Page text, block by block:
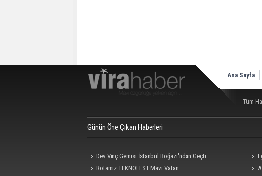
Ana Sayfa
Tüm
Günün Öne Çıkan Haberleri
Dev Vinç Gemisi İstanbul Boğazı'ndan Geçti
Rotamız TEKNOFEST Mavi Vatan